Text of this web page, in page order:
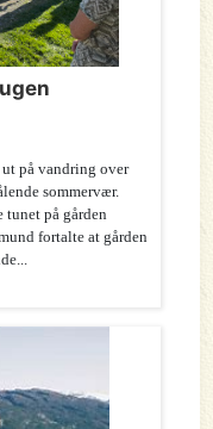
på vandring over
sommervær.
på gården
fortalte at gården